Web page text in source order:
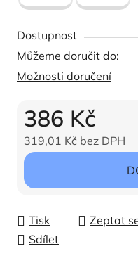
Dostupnost
Můžeme doručit do:
Možnosti doručení
386 Kč
319,01 Kč bez DPH
Měrná cena:
Tisk Zeptat
Sdílet